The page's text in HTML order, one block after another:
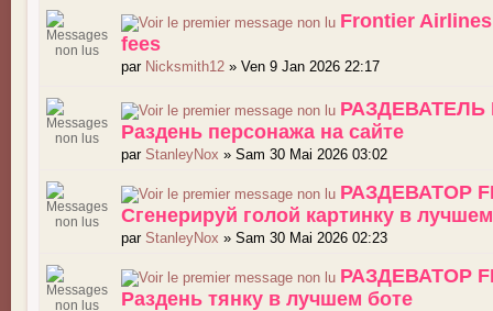
Frontier
fees
par Nicksmith12 » Ven 9 Jan 2026 22:17
РАЗДЕВАТЕЛЬ
Раздень персонажа на сайте
par StanleyNox » Sam 30 Mai 2026 03:02
РАЗДЕВАТОР
Сгенерируй голой картинку в
par StanleyNox » Sam 30 Mai 2026 02:23
РАЗДЕВАТОР
Раздень тянку в лучшем боте